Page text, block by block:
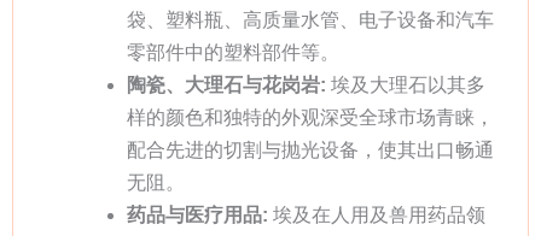
袋、塑料瓶、高质量水管、电子设备和汽车
零部件中的塑料部件等。
陶瓷、大理石与花岗岩: 埃及大理石以其多
样的颜色和独特的外观深受全球市场青睐，
配合先进的切割与抛光设备，使其出口畅通
无阻。
药品与医疗用品: 埃及在人用及兽用药品领